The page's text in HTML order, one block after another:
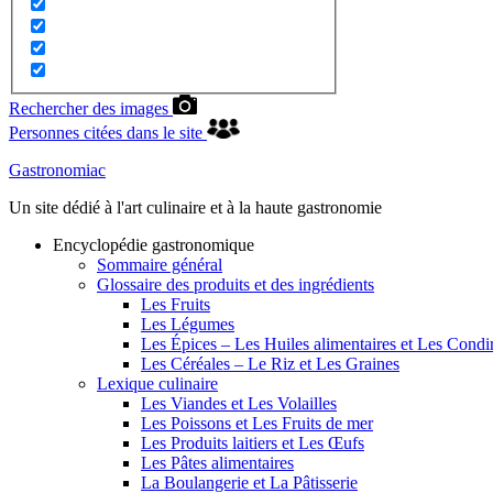
Rechercher des images
Personnes citées dans le site
Gastronomiac
Un site dédié à l'art culinaire et à la haute gastronomie
Encyclopédie gastronomique
Sommaire général
Glossaire des produits et des ingrédients
Les Fruits
Les Légumes
Les Épices – Les Huiles alimentaires et Les
Les Céréales – Le Riz et Les Graines
Lexique culinaire
Les Viandes et Les Volailles
Les Poissons et Les Fruits de mer
Les Produits laitiers et Les Œufs
Les Pâtes alimentaires
La Boulangerie et La Pâtisserie